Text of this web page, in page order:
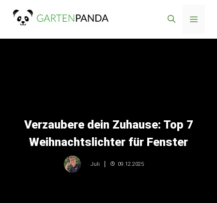
Inhalt
Menü
Verzaubere dein Zuhause: Top 7
Weihnachtslichter für Fenster
Juli 09.12.2025